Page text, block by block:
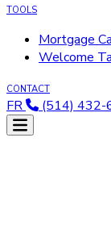
TOOLS
Mortgage
Welcome
CONTACT
FR (514) 432-